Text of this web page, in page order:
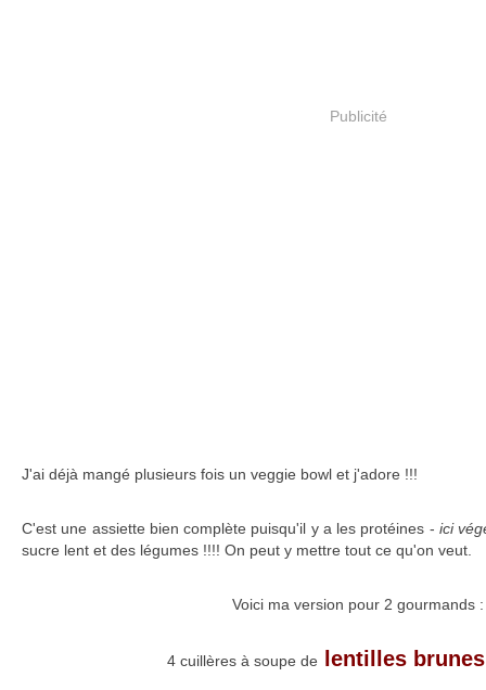
Publicité
J'ai déjà mangé plusieurs fois un veggie bowl et j'adore !!!
C'est une assiette bien complète puisqu'il y a les protéines - ici
sucre lent et des légumes !!!! On peut y mettre tout ce qu'on veut.
Voici ma version pour 2 gourmands :
4 cuillères à soupe de lentilles